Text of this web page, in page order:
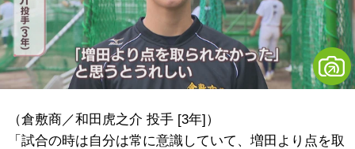
（倉敷商／和田虎之介 投手 [3年]）
「試合の時は自分は常に意識していて、増田より点を取